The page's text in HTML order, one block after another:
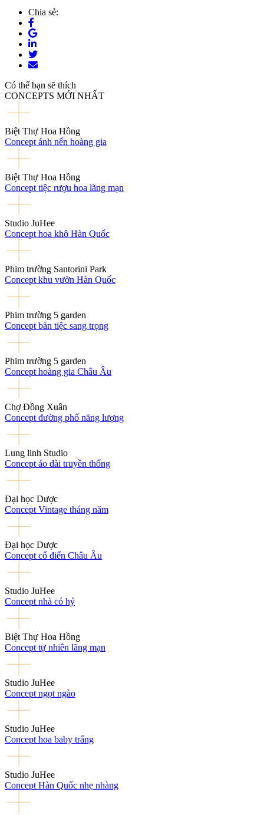
Chia sẻ:
Có thể bạn sẽ thích
CONCEPTS MỚI NHẤT
Biệt Thự Hoa Hồng
Concept ánh nến hoàng gia
Biệt Thự Hoa Hồng
Concept tiệc rượu hoa lãng mạn
Studio JuHee
Concept hoa khô Hàn Quốc
Phim trường Santorini Park
Concept khu vườn Hàn Quốc
Phim trường 5 garden
Concept bàn tiệc sang trọng
Phim trường 5 garden
Concept hoàng gia Châu Âu
Chợ Đồng Xuân
Concept đường phố năng lượng
Lung linh Studio
Concept áo dài truyền thống
Đại học Dược
Concept Vintage tháng năm
Đại học Dược
Concept cổ điển Châu Âu
Studio JuHee
Concept nhà có hỷ
Biệt Thự Hoa Hồng
Concept tự nhiên lãng mạn
Studio JuHee
Concept ngọt ngào
Studio JuHee
Concept hoa baby trắng
Studio JuHee
Concept Hàn Quốc nhẹ nhàng